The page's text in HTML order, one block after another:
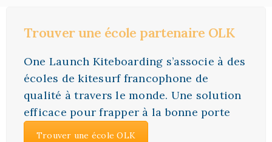
Trouver une école partenaire OLK
One Launch Kiteboarding s’associe à des
écoles de kitesurf francophone de
qualité à travers le monde. Une solution
efficace pour frapper à la bonne porte
Trouver une école OLK